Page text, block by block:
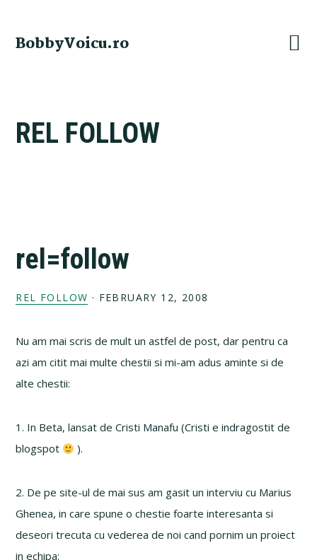
primary
main
primary
footer
BobbyVoicu.ro
REL FOLLOW
rel=follow
REL FOLLOW · FEBRUARY 12, 2008
Nu am mai scris de mult un astfel de post, dar pentru ca
azi am citit mai multe chestii si mi-am adus aminte si de
alte chestii:
1. In Beta, lansat de Cristi Manafu (Cristi e indragostit de
blogspot
).
2. De pe site-ul de mai sus am gasit un interviu cu Marius
Ghenea, in care spune o chestie foarte interesanta si
deseori trecuta cu vederea de noi cand pornim un proiect
in echipa: